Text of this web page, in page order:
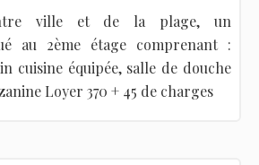
ville et de la plage, un
au 2ème étage comprenant :
cuisine équipée, salle de douche
Loyer 370 + 45 de charges